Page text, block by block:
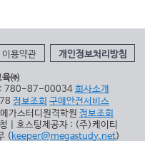
이용약관 개인정보처리방침
육㈜
: 780-87-00034회사소개
정보조회 구매안전서비스
가스터디원격학원 정보조회
| 호스팅제공자 : (주)케이티
(keeper@megastudy.net)